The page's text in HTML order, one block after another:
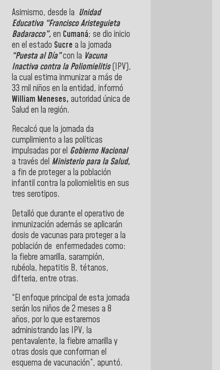
Asimismo, desde la Unidad
Educativa “Francisco Aristeguieta
Badaracco”, en Cumaná; se dio inicio
en el estado Sucre a la jornada
“Puesta al Día”con la Vacuna
Inactiva contra la Poliomielitis(IPV),
la cual estima inmunizar a más de
33 mil niños en la entidad, informó
William Meneses, autoridad única de
Salud en la región.
Recalcó que la jornada da
cumplimiento a las políticas
impulsadas por el Gobierno Nacional
a través del Ministerio para la Salud,
a fin de proteger a la población
infantil contra la poliomielitis en sus
tres serotipos.
Detalló que durante el operativo de
inmunización además se aplicarán
dosis de vacunas para proteger a la
población de enfermedades como:
la fiebre amarilla, sarampión,
rubéola, hepatitis B, tétanos,
difteria, entre otras.
“El enfoque principal de esta jornada
serán los niños de 2 meses a 8
años, por lo que estaremos
administrando las IPV, la
pentavalente, la fiebre amarilla y
otras dosis que conforman el
esquema de vacunación”, apuntó.